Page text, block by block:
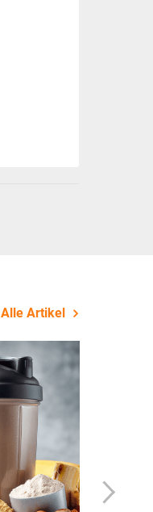
Alle Artikel